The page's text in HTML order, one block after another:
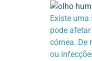
Existe uma
pode
córnea. De
ou